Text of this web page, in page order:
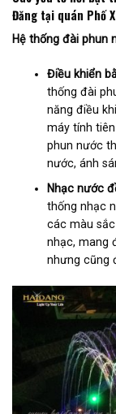
Đăng tại quán Phố
Hệ thống đài phun
Điều khiển
thống đài
năng điều
máy tính
phun nước
nước, ánh
Nhạc nước
thống nhạc
các màu
nhạc, mang
nhưng cũng